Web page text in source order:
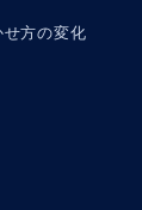
方の変化